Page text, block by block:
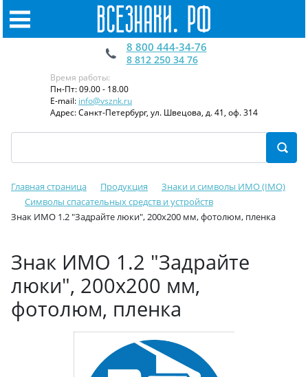
8 800 444-34-76
8 812 250 34 76
Время работы:
Пн-Пт: 09.00 - 18.00
E-mail: info@vsznk.ru
Адрес: Санкт-Петербург, ул. Швецова, д. 41, оф. 314
Главная страница Продукция
Знаки и символы ИМО (IMO)
Символы спасательных средств и устройств
Знак ИМО 1.2 "Задрайте люки", 200x200 мм, фотолюм, пленка
Знак ИМО 1.2 "Задрайте
люки", 200x200 мм,
фотолюм, пленка